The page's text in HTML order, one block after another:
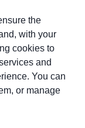
the
with your
cookies to
and
You can
or manage